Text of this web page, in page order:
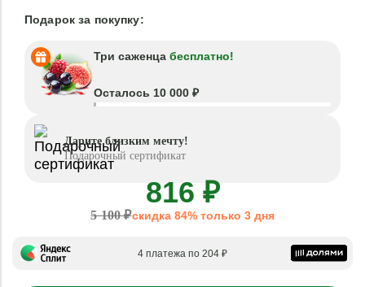
Подарок за покупку:
Три саженца бесплатно!
Осталось 10 000 ₽
Дарите близким мечту!
Подарочный сертификат
816 ₽
5 100 ₽скидка 84% только 3 дня
4 платежа по 204 ₽